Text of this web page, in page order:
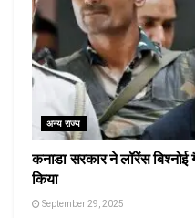
अन्य राज्य
कनाडा सरकार ने लॉरेंस
किया
September 29, 2025